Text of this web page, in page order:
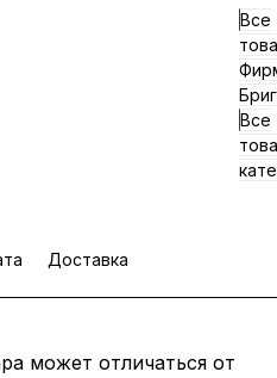
Все
Бриг
Все
Доставка
может отличаться от